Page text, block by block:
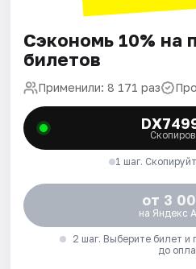
Сэкономь 10% на
билетов
Применили: 8 171 раз
1 шаг.
от 3
на Яндекс
2 шаг. Выберите билет и
до